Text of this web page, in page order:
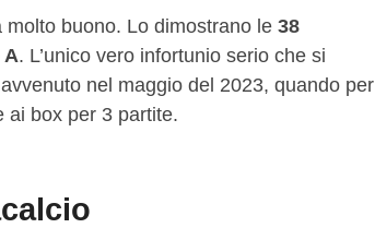
buono. Lo dimostrano le 38
. L’unico vero infortunio serio che si
nel maggio del 2023, quando per
ai box per 3 partite.